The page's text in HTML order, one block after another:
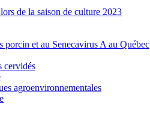
de la saison de culture 2023
et au Senecavirus A au Québec
cervidés
agroenvironnementales